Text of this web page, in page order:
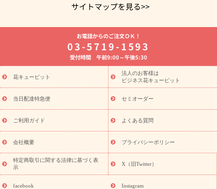
サイトマップを見る>>
よく贈られる花
お祝いの花特集
誕生日フラワーギフト特集
8月の誕生花(トルコキキョウ)
開店・開業祝い
お供え・お悔やみ お供え・お悔やみの花
通夜・葬儀に贈る花 胡蝶蘭・花鉢
ーブドフラワー
季節のイベント
ひまわり ギフト・プレゼント
特集
お盆 花（新盆・初盆） 季節のイベント
お盆 花（新
盆・初盆）
お盆 花（新盆・初盆）
お盆・お供え 花とセットギ
フト
お盆・お供え プリザーブドフラワー
ひまわり ギフト・プ
レゼント特集
夏の花贈り・お中元・暑中見舞い 花のギフト特集
敬老の日におくる花ギフト・プレゼント特集
花ギフト・プレゼント特集
敬老の日 花のおすすめランキング
敬
老の日 花鉢植えのギフト・プレゼント特集
敬老の日 花とセットギ
フト・プレゼント特集
敬老の日の花 全てのギフト一覧
キャン
ペーン
映画『ウォーターガーディアンズ』コラボキャンペーン
「きょう誕生日なんです」キャンペーン
誕生日の花を探す
誕生日フラワーギフト 誕生日フラワーギフト特集
お電話からのご注文ＯＫ！
03-5719-1593
受付時間 午前9:00～午後5:30
花キューピット
法人のお客様は
ビジネス花キューピット
当日配達特急便 セミオーダー
ご利用ガイド よくある質問
会社概要 プライバシーポリシー
特定商取引に関する法律に基づく表
示
X（旧Twitter）
facebook Instagram